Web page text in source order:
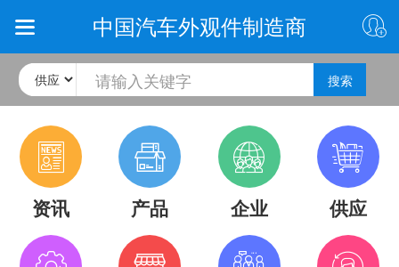
中国汽车外观件制造商
搜索
资讯 产品 企业 供应